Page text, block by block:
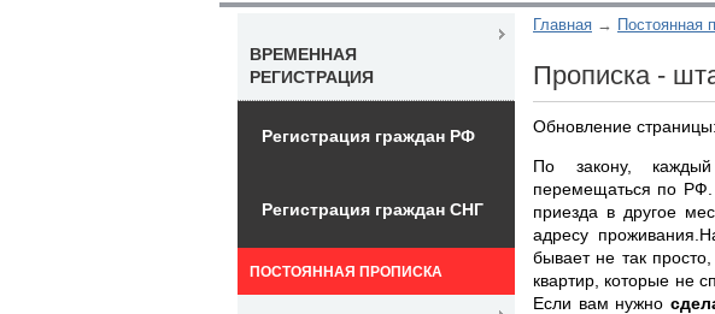
Главная Постоянная
Прописка -
Обновление
По закону,
перемещаться по
приезда в другое
адресу
бывает не так
квартир, которые не
Если вам нужно
ВРЕМЕННАЯ
РЕГИСТРАЦИЯ
Регистрация граждан РФ
Регистрация граждан СНГ
ПОСТОЯННАЯ ПРОПИСКА